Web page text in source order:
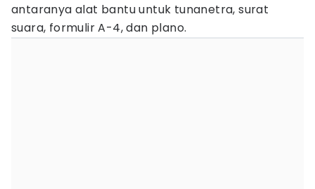
antaranya alat bantu untuk tunanetra, surat
suara, formulir A-4, dan plano.